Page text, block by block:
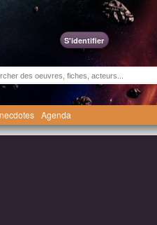
S'identifier
Agenda